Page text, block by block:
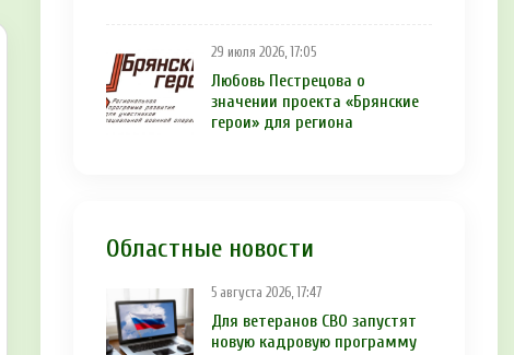
29 июля 2026, 17:05
Любовь Пестрецова о
значении проекта «Брянские
герои» для региона
Областные новости
5 августа 2026, 17:47
Для ветеранов СВО запустят
новую кадровую программу